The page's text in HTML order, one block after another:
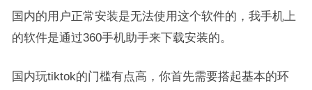
国内的用户正常安装是无法使用这个软件的，我手机上
的软件是通过360手机助手来下载安装的。
国内玩tiktok的门槛有点高，你首先需要搭起基本的环